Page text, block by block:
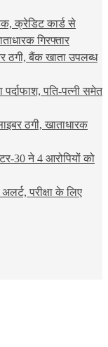
क्रेडिट कार्ड से
गिरफ्तार
ठगी, बैंक खाता उपलब्ध
पति-पत्नी समेत
ठगी, खाताधारक
30 ने 4 आरोपियों को
परीक्षा के लिए